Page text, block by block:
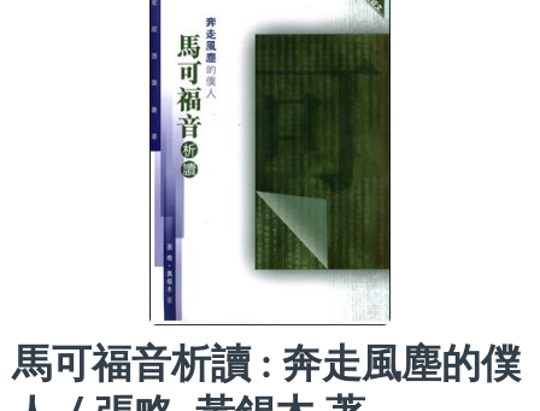
馬可福音析讀 : 奔走風塵的僕